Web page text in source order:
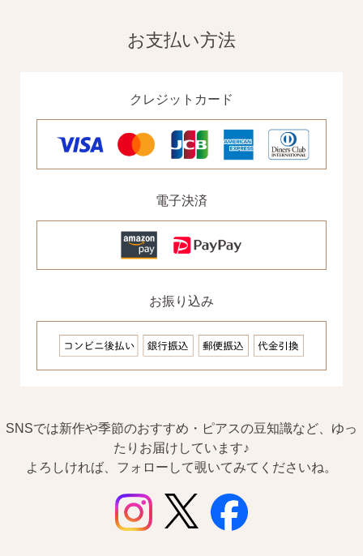
詳しく見る
SNS 時々更新中です。
お支払い方法
クレジットカード
電子決済
お振り込み
SNSでは新作や季節のおすすめ・ピアスの豆知識など、ゆっ
たりお届けしています♪
よろしければ、フォローして覗いてみてくださいね。